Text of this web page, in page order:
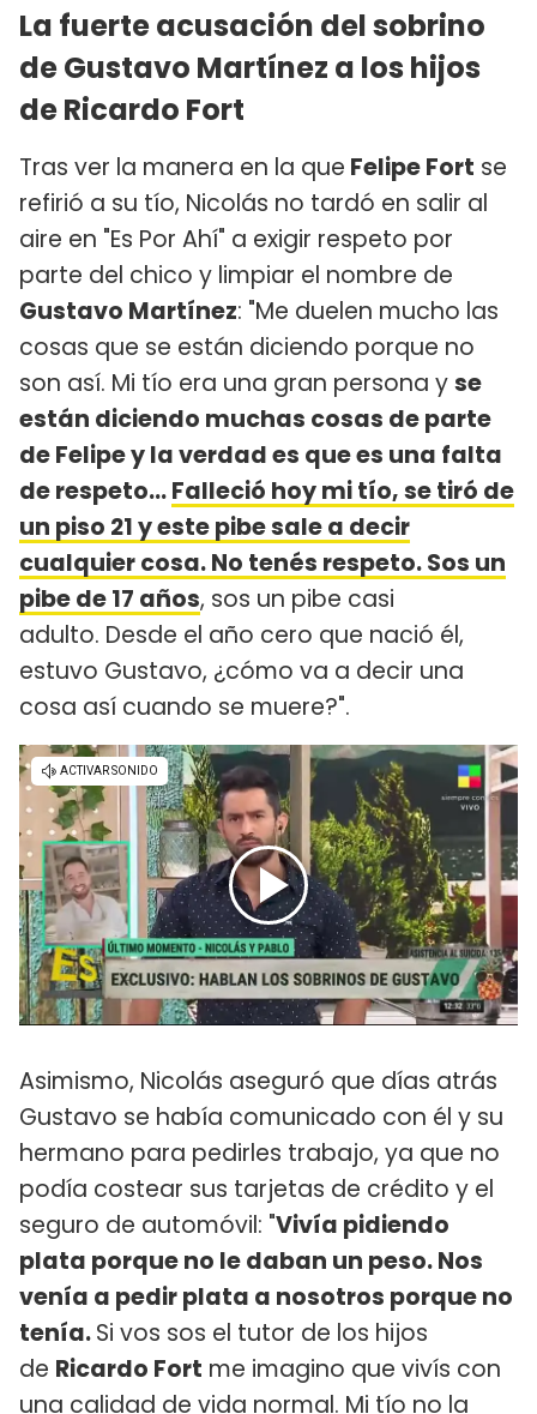
La fuerte acusación del sobrino
de Gustavo Martínez a los hijos
de Ricardo Fort
Tras ver la manera en la que Felipe Fort se
refirió a su tío, Nicolás no tardó en salir al
aire en "Es Por Ahí" a exigir respeto por
parte del chico y limpiar el nombre de
Gustavo Martínez: "Me duelen mucho las
cosas que se están diciendo porque no
son así. Mi tío era una gran persona yse
están diciendo muchas cosas de parte
de Felipe y la verdad es que es una falta
de respeto...Falleció hoy mi tío, se tiró de
un piso 21 y este pibe sale a decir
cualquier cosa. No tenés respeto. Sos un
pibe de 17 años, sos un pibe casi
adulto. Desde el año cero que nació él,
estuvo Gustavo, ¿cómo va a decir una
cosa así cuando se muere?".
Asimismo, Nicolás aseguró que días atrás
Gustavo se había comunicado con él y su
hermano para pedirles trabajo, ya que no
podía costear sus tarjetas de crédito y el
seguro de automóvil: "Vivía pidiendo
plata porque no le daban un peso. Nos
venía a pedir plata a nosotros porque no
tenía.Si vos sos el tutor de los hijos
de Ricardo Fort me imagino que vivís con
una calidad de vida normal. Mi tío no la